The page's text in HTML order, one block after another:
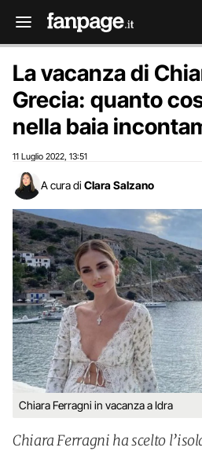
La vacanza di
Grecia: quanto
nella baia
11 Luglio 2022 13:51
A cura di Clara Salzano
Chiara Ferragni in vacanza a Idra
Chiara Ferragni ha scelto